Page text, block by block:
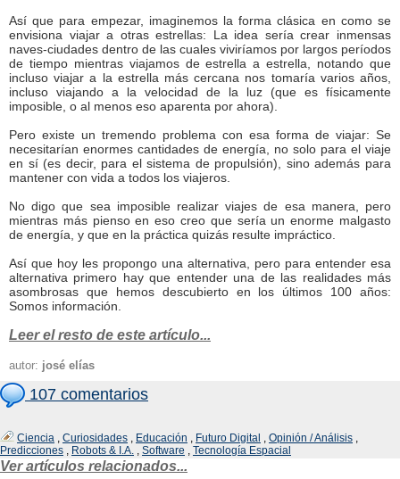
Así que para empezar, imaginemos la forma clásica en como se
envisiona viajar a otras estrellas: La idea sería crear inmensas
naves-ciudades dentro de las cuales viviríamos por largos períodos
de tiempo mientras viajamos de estrella a estrella, notando que
incluso viajar a la estrella más cercana nos tomaría varios años,
incluso viajando a la velocidad de la luz (que es físicamente
imposible, o al menos eso aparenta por ahora).
Pero existe un tremendo problema con esa forma de viajar: Se
necesitarían enormes cantidades de energía, no solo para el viaje
en sí (es decir, para el sistema de propulsión), sino además para
mantener con vida a todos los viajeros.
No digo que sea imposible realizar viajes de esa manera, pero
mientras más pienso en eso creo que sería un enorme malgasto
de energía, y que en la práctica quizás resulte impráctico.
Así que hoy les propongo una alternativa, pero para entender esa
alternativa primero hay que entender una de las realidades más
asombrosas que hemos descubierto en los últimos 100 años:
Somos información.
Leer el resto de este artículo...
autor: josé elías
107 comentarios
Ciencia , Curiosidades , Educación , Futuro Digital , Opinión / Análisis ,
Predicciones , Robots & I.A. , Software , Tecnología Espacial
Ver artículos relacionados...